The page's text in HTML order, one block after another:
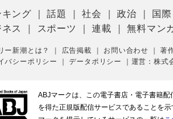
キング ｜話題 ｜社会 ｜政治 国際
ス
スポーツ ｜連載 ｜無料マン
ー新潮とは？ 広告掲載 お問い合わせ ｜著
バシーポリシー
｜データポリシー 運営：株式
ABJマークは、この電子書店・電子書籍
を得た正規版配信サービスであることを